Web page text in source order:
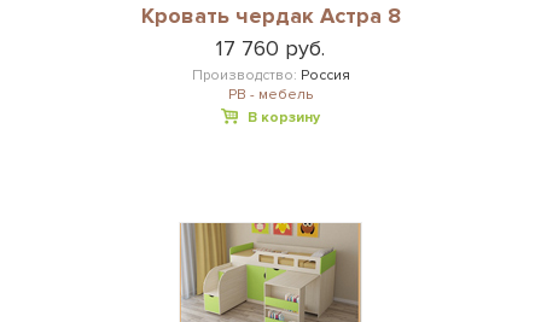
Кровать чердак Астра 8
17 760 руб.
Производство: Россия
РВ - мебель
В корзину